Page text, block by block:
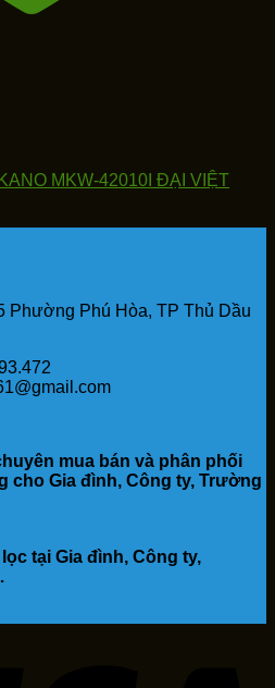
MKW-42010I ĐẠI VIỆT
Phường Phú Hòa, TP Thủ Dầu
mua bán và phân phối
cho Gia đình, Công ty, Trường
tại Gia đình, Công ty,